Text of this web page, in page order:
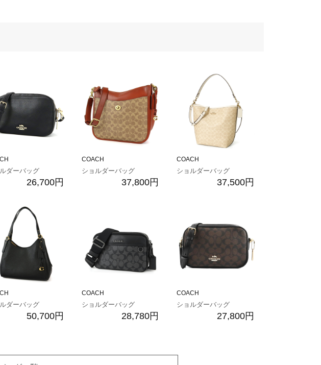
ダーバッグ
26,700円
COACH
ショルダーバッグ
37,800円
COACH
ショルダーバッグ
37,500円
ダーバッグ
50,700円
COACH
ショルダーバッグ
28,780円
COACH
ショルダーバッグ
27,800円